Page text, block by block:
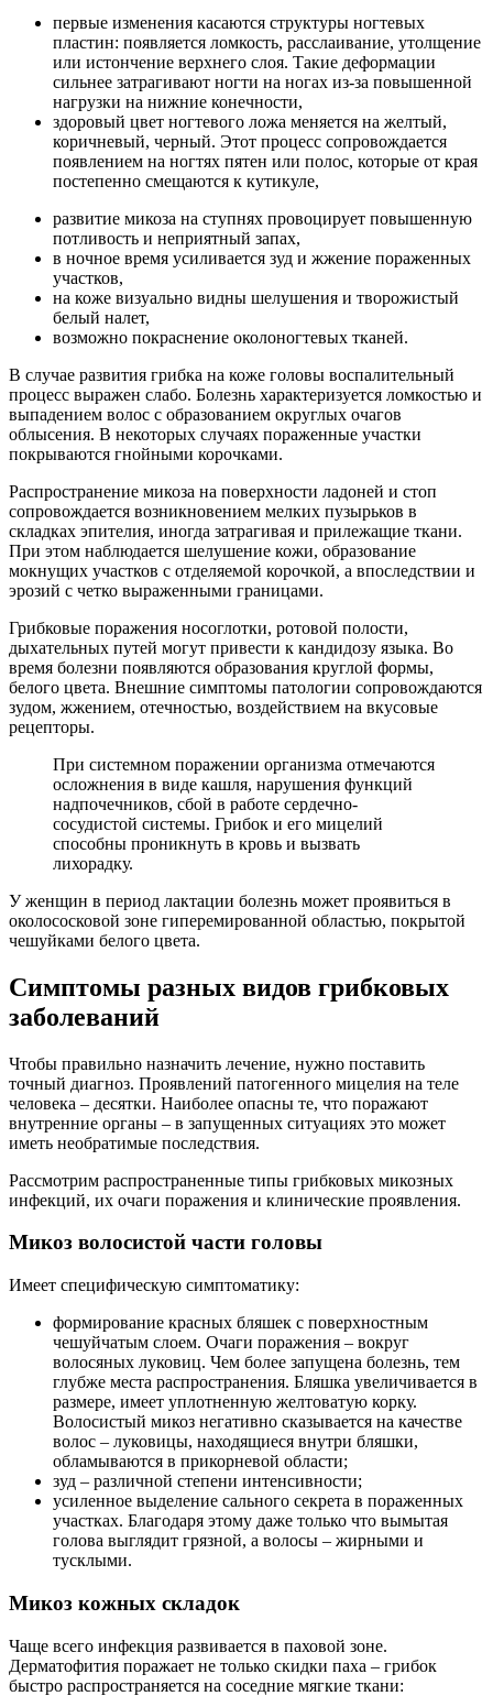
первые изменения касаются структуры ногтевых
пластин: появляется ломкость, расслаивание, утолщение
или истончение верхнего слоя. Такие деформации
сильнее затрагивают ногти на ногах из-за повышенной
нагрузки на нижние конечности,
здоровый цвет ногтевого ложа меняется на желтый,
коричневый, черный. Этот процесс сопровождается
появлением на ногтях пятен или полос, которые от края
постепенно смещаются к кутикуле,
развитие микоза на ступнях провоцирует повышенную
потливость и неприятный запах,
в ночное время усиливается зуд и жжение пораженных
участков,
на коже визуально видны шелушения и творожистый
белый налет,
возможно покраснение околоногтевых тканей.
В случае развития грибка на коже головы воспалительный
процесс выражен слабо. Болезнь характеризуется ломкостью и
выпадением волос с образованием округлых очагов
облысения. В некоторых случаях пораженные участки
покрываются гнойными корочками.
Распространение микоза на поверхности ладоней и стоп
сопровождается возникновением мелких пузырьков в
складках эпителия, иногда затрагивая и прилежащие ткани.
При этом наблюдается шелушение кожи, образование
мокнущих участков с отделяемой корочкой, а впоследствии и
эрозий с четко выраженными границами.
Грибковые поражения носоглотки, ротовой полости,
дыхательных путей могут привести к кандидозу языка. Во
время болезни появляются образования круглой формы,
белого цвета. Внешние симптомы патологии сопровождаются
зудом, жжением, отечностью, воздействием на вкусовые
рецепторы.
При системном поражении организма отмечаются
осложнения в виде кашля, нарушения функций
надпочечников, сбой в работе сердечно-
сосудистой системы. Грибок и его мицелий
способны проникнуть в кровь и вызвать
лихорадку.
У женщин в период лактации болезнь может проявиться в
околососковой зоне гиперемированной областью, покрытой
чешуйками белого цвета.
Симптомы разных видов грибковых
заболеваний
Чтобы правильно назначить лечение, нужно поставить
точный диагноз. Проявлений патогенного мицелия на теле
человека – десятки. Наиболее опасны те, что поражают
внутренние органы – в запущенных ситуациях это может
иметь необратимые последствия.
Рассмотрим распространенные типы грибковых микозных
инфекций, их очаги поражения и клинические проявления.
Микоз волосистой части головы
Имеет специфическую симптоматику:
формирование красных бляшек с поверхностным
чешуйчатым слоем. Очаги поражения – вокруг
волосяных луковиц. Чем более запущена болезнь, тем
глубже места распространения. Бляшка увеличивается в
размере, имеет уплотненную желтоватую корку.
Волосистый микоз негативно сказывается на качестве
волос – луковицы, находящиеся внутри бляшки,
обламываются в прикорневой области;
зуд – различной степени интенсивности;
усиленное выделение сального секрета в пораженных
участках. Благодаря этому даже только что вымытая
голова выглядит грязной, а волосы – жирными и
тусклыми.
Микоз кожных складок
Чаще всего инфекция развивается в паховой зоне.
Дерматофития поражает не только скидки паха – грибок
быстро распространяется на соседние мягкие ткани: